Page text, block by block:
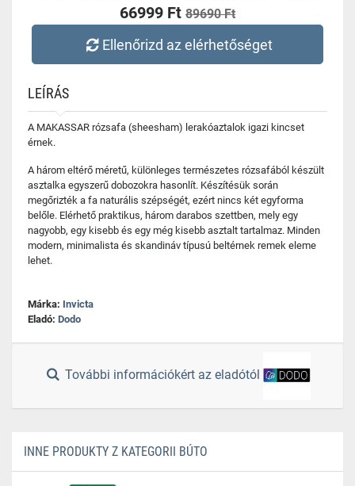
66999 Ft 89690 Ft
Ellenőrizd az elérhetőséget
LEÍRÁS
A MAKASSAR rózsafa (sheesham) lerakóaztalok igazi kincset
érnek.
A három eltérő méretű, különleges természetes rózsafából készült
asztalka egyszerű dobozokra hasonlít. Készítésük során
megőrizték a fa naturális szépségét, ezért nincs két egyforma
belőle. Elérhető praktikus, három darabos szettben, mely egy
nagyobb, egy kisebb és egy még kisebb asztalt tartalmaz. Minden
modern, minimalista és skandináv típusú beltérnek remek eleme
lehet.
Márka: Invicta
Eladó: Dodo
További információkért az eladótól
INNE PRODUKTY Z KATEGORII BÚTO